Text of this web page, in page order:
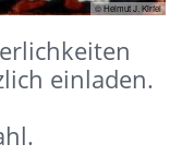
© Helmut J. Kirfel
einladen.